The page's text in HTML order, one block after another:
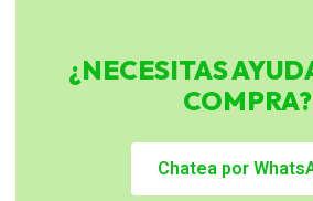
¿NECESITAS
COMPRA?
Chatea por